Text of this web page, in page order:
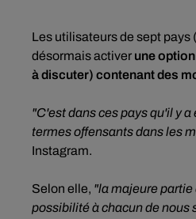
Les utilisateurs de sept
désormais activer une
à discuter) contenant des
"C'est dans ces pays qu'il y
termes offensants dans les
Instagram.
Selon elle, "la majeure partie
possibilité à chacun de nous